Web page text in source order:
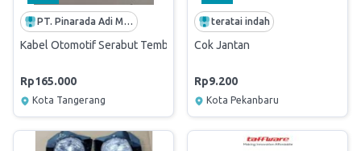
PT. Pinarada Adi Mandiri
Kabel Otomotif Serabut Tembaga (kabel Bintik AVSS 1,5mmx20mtr)
Rp165.000
Kota Tangerang
teratai indah
Cok Jantan
Rp9.200
Kota Pekanbaru